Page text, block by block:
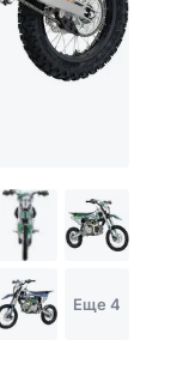
Еще 4